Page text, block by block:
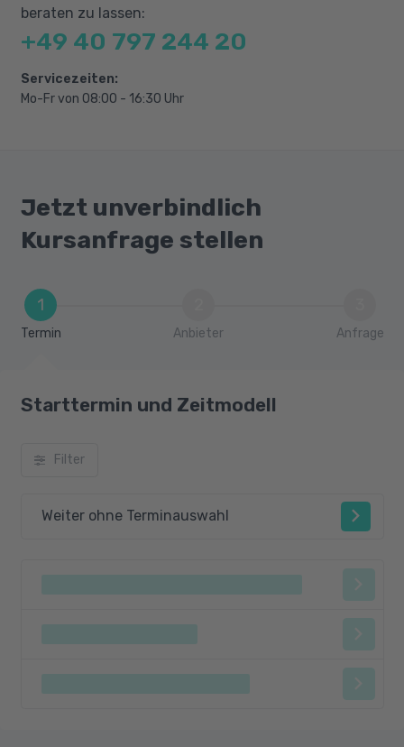
Erstellen von 3D-Szenen mittels Cineware
und kunstvolle Weiterbearbeitung in After
Präsentation der Projektaufgabe
beraten zu lassen:
+49 40 797 244 20
Servicezeiten:
Mo-Fr von 08:00 - 16:30 Uhr
Jetzt unverbindlich
Kursanfrage stellen
1
Termin Anbieter Anfrage
Starttermin und Zeitmodell
Filter
Weiter ohne Terminauswahl